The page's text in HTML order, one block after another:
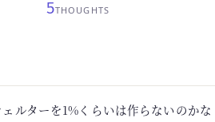
5THOUGHTS
ルターを1%くらいは作らないのかな